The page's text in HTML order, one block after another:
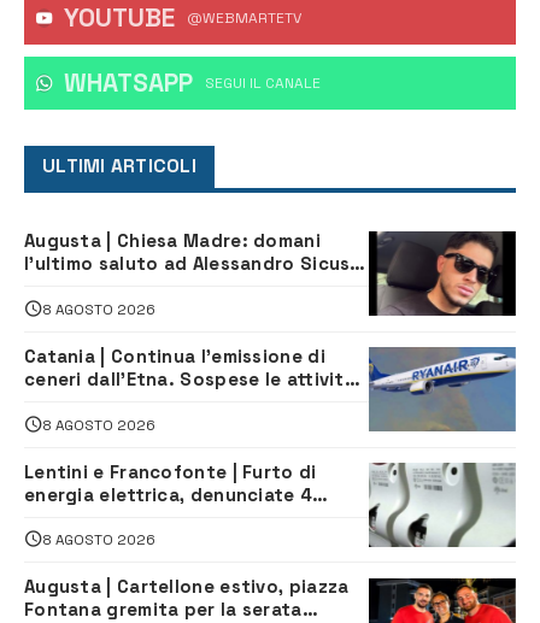
YOUTUBE @WEBMARTETV
WHATSAPP ‎SEGUI IL CANALE
ULTIMI ARTICOLI
Augusta | Chiesa Madre: domani
l’ultimo saluto ad Alessandro Sicuso,
8 AGOSTO 2026
Catania | Continua l’emissione di
ceneri dall’Etna. Sospese le attività
8 AGOSTO 2026
Lentini e Francofonte | Furto di
energia elettrica, denunciate 4
8 AGOSTO 2026
Augusta | Cartellone estivo, piazza
Fontana gremita per la serata